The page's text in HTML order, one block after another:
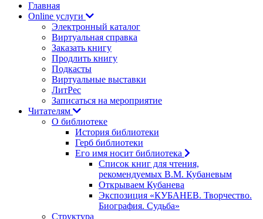
Главная
Online услуги
Электронный каталог
Виртуальная справка
Заказать книгу
Продлить книгу
Подкасты
Виртуальные выставки
ЛитРес
Записаться на мероприятие
Читателям
О библиотеке
История библиотеки
Герб библиотеки
Его имя носит библиотека
Список книг для чтения,
рекомендуемых В.М. Кубаневым
Открываем Кубанева
Экспозиция «КУБАНЕВ. Творчество.
Биография. Судьба»
Структура